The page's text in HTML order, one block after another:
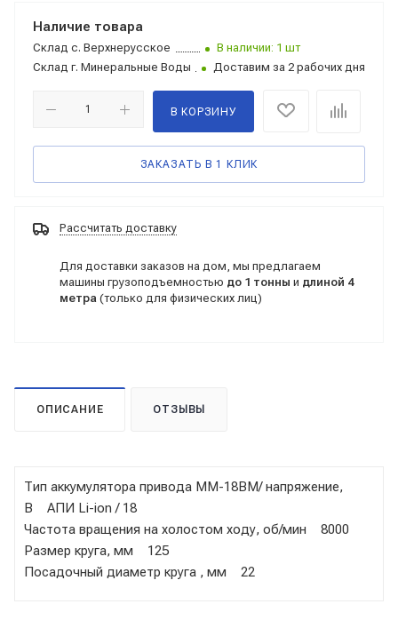
Наличие товара
Склад с. Верхнерусское
В наличии: 1 шт
Склад г. Минеральные Воды Доставим за 2 рабочих дня
В КОРЗИНУ
ЗАКАЗАТЬ В 1 КЛИК
Рассчитать доставку
Для доставки заказов на дом, мы предлагаем
машины грузоподъемностью до 1 тонны и длиной 4
метра (только для физических лиц)
ОПИСАНИЕ ОТЗЫВЫ
Тип аккумулятора привода ММ-18ВМ/ напряжение,
В АПИ Li-ion / 18
Частота вращения на холостом ходу, об/мин 8000
Размер круга, мм 125
Посадочный диаметр круга , мм 22